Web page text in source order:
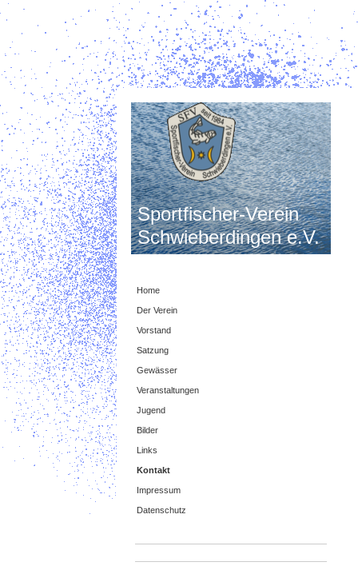
Sportfischer-Verein
Schwieberdingen e.V.
Home
Der Verein
Vorstand
Satzung
Gewässer
Veranstaltungen
Jugend
Bilder
Links
Kontakt
Impressum
Datenschutz